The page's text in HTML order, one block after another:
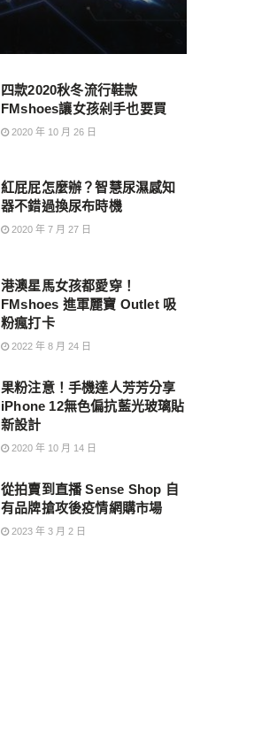
四款2020秋冬流行鞋款
FMshoes讓女孩剁手也要買
2020 年 10 月 26 日
紅屁屁怎麼辦？智慧尿濕感知
器不錯過換尿布時機
2020 年 7 月 27 日
港澳星馬女孩都愛穿！
FMshoes 進軍麗寶 Outlet 吸
粉瘋打卡
2022 年 8 月 24 日
果粉注意！手機達人芳芳分享
iPhone 12無色偏抗藍光玻璃貼
新設計
2020 年 10 月 14 日
從拍賣到直播 Sense Shop 自
有品牌搶攻後疫情網購市場
2023 年 3 月 2 日